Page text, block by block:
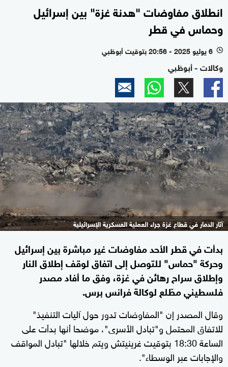
انطلاق مفاوضات "هدنة غزة" بين إسرائيل
وحماس في قطر
l 6 يوليو 2025 - 20:56 بتوقيت أبوظبي
وكالات - أبوظبي
آثار الدمار في قطاع غزة جراء العملية العسكرية الإسرائيلية
بدأت في قطر الأحد مفاوضات غير مباشرة بين إسرائيل
وحركة "حماس" للتوصل إلى اتفاق لوقف إطلاق النار
وإطلاق سراح رهائن في غزة، وفق ما أفاد مصدر
فلسطيني مطّلع لوكالة فرانس برس.
وقال المصدر إن "المفاوضات تدور حول آليات التنفيذ"
للاتفاق المحتمل و"تبادل الأسرى"، موضحا أنها بدأت على
الساعة 18:30 بتوقيت غرينيتش ويتم خلالها "تبادل المواقف
والإجابات عبر الوسطاء".